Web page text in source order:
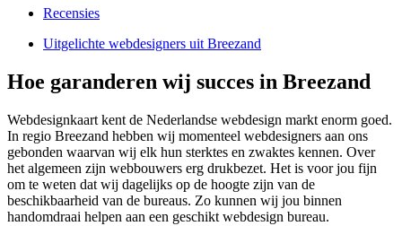
Recensies
Uitgelichte webdesigners uit Breezand
Hoe garanderen wij succes in Breezand
Webdesignkaart kent de Nederlandse webdesign markt enorm goed.
In regio Breezand hebben wij momenteel webdesigners aan ons
gebonden waarvan wij elk hun sterktes en zwaktes kennen. Over
het algemeen zijn webbouwers erg drukbezet. Het is voor jou fijn
om te weten dat wij dagelijks op de hoogte zijn van de
beschikbaarheid van de bureaus. Zo kunnen wij jou binnen
handomdraai helpen aan een geschikt webdesign bureau.